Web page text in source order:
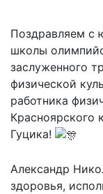
Поздравляем с
школы
заслуженного
физической
работника
Красноярского
Гуцика!
Александр
здоровья,